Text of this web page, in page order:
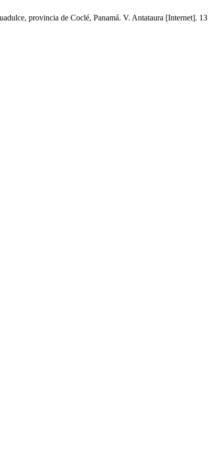
provincia de Coclé, Panamá. V. Antataura [Internet]. 13